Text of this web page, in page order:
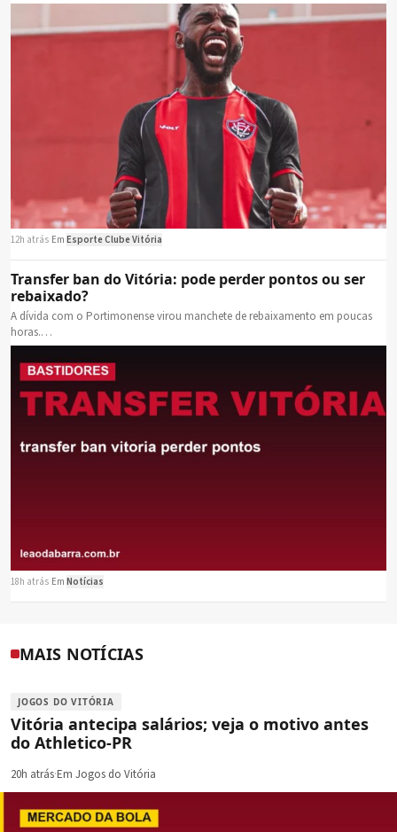
12h atrás Em Esporte Clube Vitória
Transfer ban do Vitória: pode perder pontos ou ser
rebaixado?
A dívida com o Portimonense virou manchete de rebaixamento em poucas
horas.…
18h atrás Em Notícias
MAIS NOTÍCIAS
JOGOS DO VITÓRIA
Vitória antecipa salários; veja o motivo antes
do Athletico-PR
20h atrás·Em Jogos do Vitória